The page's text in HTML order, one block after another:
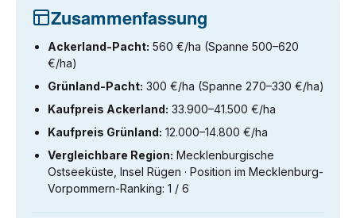
Zusammenfassung
Ackerland-Pacht: 560 €/ha (Spanne 500–620
€/ha)
Grünland-Pacht: 300 €/ha (Spanne 270–330 €/ha)
Kaufpreis Ackerland: 33.900–41.500 €/ha
Kaufpreis Grünland: 12.000–14.800 €/ha
Vergleichbare Region: Mecklenburgische
Ostseeküste, Insel Rügen · Position im Mecklenburg-
Vorpommern-Ranking: 1 / 6